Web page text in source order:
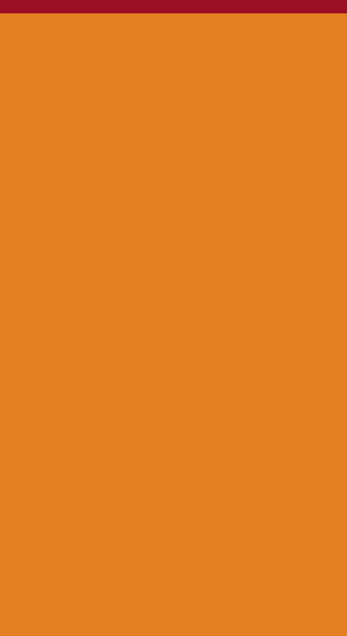
com nossas mães, as vezes amorosa,